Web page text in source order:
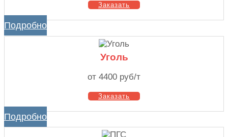
Заказать
Подробно
Уголь
от 4400 руб/т
Заказать
Подробно